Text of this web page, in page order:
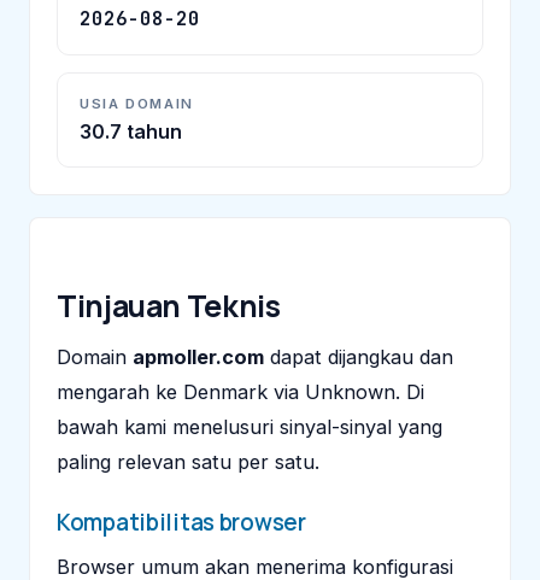
2026-08-20
USIA DOMAIN
30.7 tahun
Tinjauan Teknis
Domain apmoller.com dapat dijangkau dan
mengarah ke Denmark via Unknown. Di
bawah kami menelusuri sinyal-sinyal yang
paling relevan satu per satu.
Kompatibilitas browser
Browser umum akan menerima konfigurasi